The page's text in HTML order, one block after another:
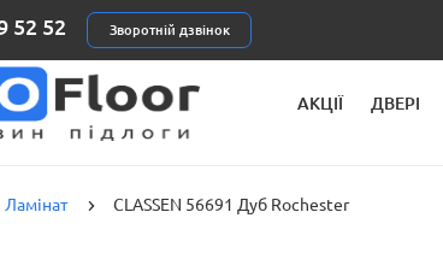
52 52 Зворотній дзвінок
АКЦІЇ ДВЕРІ
Ламінат CLASSEN 56691 Дуб Rochester